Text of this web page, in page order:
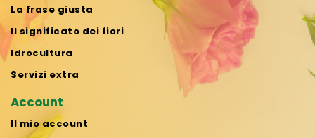
La frase giusta
Il significato dei fiori
Idrocultura
Servizi extra
Account
Il mio account